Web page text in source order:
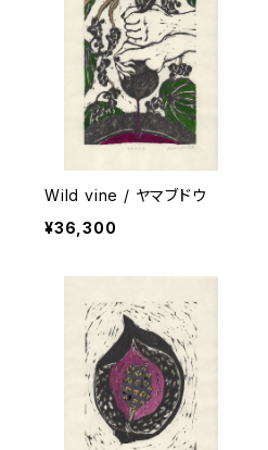
Wild vine / ヤマブドウ
¥36,300